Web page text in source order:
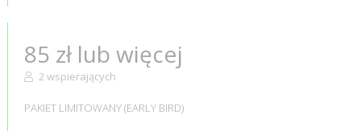
85 zł lub więcej
2 wspierających
PAKIET LIMITOWANY (EARLY BIRD)